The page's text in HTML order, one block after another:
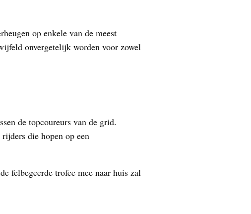
op enkele van de meest
onvergetelijk worden voor zowel
de topcoureurs van de grid.
die hopen op een
felbegeerde trofee mee naar huis zal